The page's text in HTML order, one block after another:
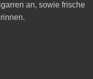
an, sowie frische